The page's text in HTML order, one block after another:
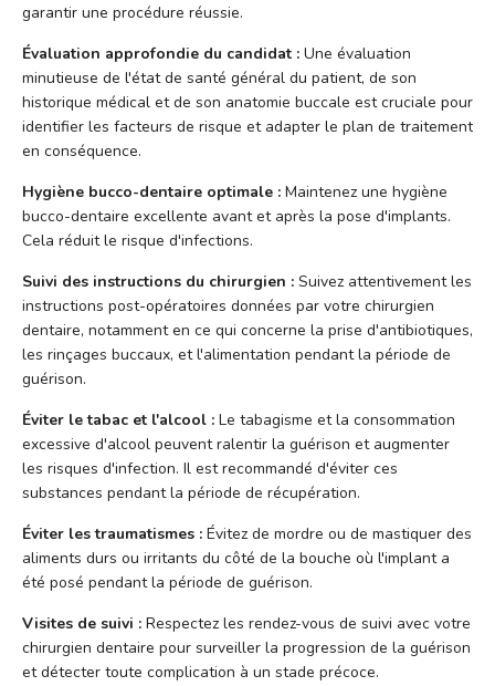
garantir une procédure réussie.
Évaluation approfondie du candidat : Une évaluation
minutieuse de l'état de santé général du patient, de son
historique médical et de son anatomie buccale est cruciale pour
identifier les facteurs de risque et adapter le plan de traitement
en conséquence.
Hygiène bucco-dentaire optimale : Maintenez une hygiène
bucco-dentaire excellente avant et après la pose d'implants.
Cela réduit le risque d'infections.
Suivi des instructions du chirurgien : Suivez attentivement les
instructions post-opératoires données par votre chirurgien
dentaire, notamment en ce qui concerne la prise d'antibiotiques,
les rinçages buccaux, et l'alimentation pendant la période de
guérison.
Éviter le tabac et l'alcool : Le tabagisme et la consommation
excessive d'alcool peuvent ralentir la guérison et augmenter
les risques d'infection. Il est recommandé d'éviter ces
substances pendant la période de récupération.
Éviter les traumatismes : Évitez de mordre ou de mastiquer des
aliments durs ou irritants du côté de la bouche où l'implant a
été posé pendant la période de guérison.
Visites de suivi : Respectez les rendez-vous de suivi avec votre
chirurgien dentaire pour surveiller la progression de la guérison
et détecter toute complication à un stade précoce.